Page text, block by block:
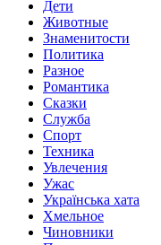
Дети
Животные
Знаменитости
Политика
Разное
Романтика
Сказки
Служба
Спорт
Техника
Увлечения
Ужас
Українська хата
Хмельное
Чиновники